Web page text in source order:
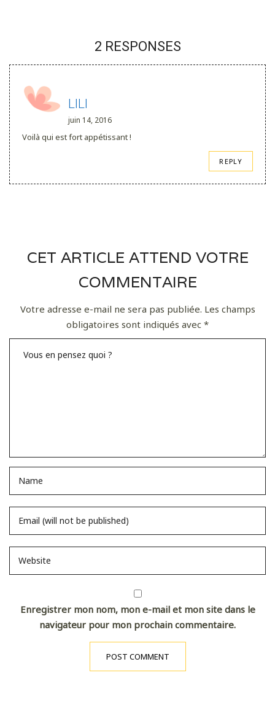
2 RESPONSES
LILI
juin 14, 2016
Voilà qui est fort appétissant !
REPLY
CET ARTICLE ATTEND VOTRE
COMMENTAIRE
Votre adresse e-mail ne sera pas publiée. Les champs
obligatoires sont indiqués avec *
Enregistrer mon nom, mon e-mail et mon site dans le
navigateur pour mon prochain commentaire.